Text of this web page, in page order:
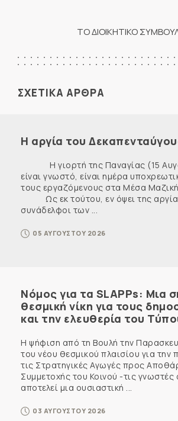
ΤΟ ΔΙΟΙΚΗΤΙΚΟ
ΣΧΕΤΙΚΑ ΑΡΘΡΑ
Η αργία του
Η γιορτή της Παναγίας (15
είναι γνωστό, είναι ημέρα
τους εργαζόμενους στα Μέσα
Ως εκ τούτου, εν όψει της
συνάδελφοι των ...
05 ΑΥΓΟΥΣΤΟΥ 2026
Νόμος για τα SLAPPs: Μια
θεσμική νίκη για τους
και την ελευθερία του
Η ψήφιση από τη Βουλή την
του νέου θεσμικού πλαισίου για την
τις Στρατηγικές Αγωγές προς
Συμμετοχής του Κοινού -τις γνωστές
αποτελεί μια ουσιαστική ...
03 ΑΥΓΟΥΣΤΟΥ 2026